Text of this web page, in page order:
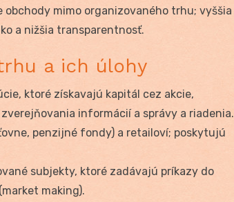
obchody mimo organizovaného trhu; vyššia
a nižšia transparentnosť.
a ich úlohy
ktoré získavajú kapitál cez akcie,
informácií a správy a riadenia.
penzijné fondy) a retailoví; poskytujú
subjekty, ktoré zadávajú príkazy do
making).